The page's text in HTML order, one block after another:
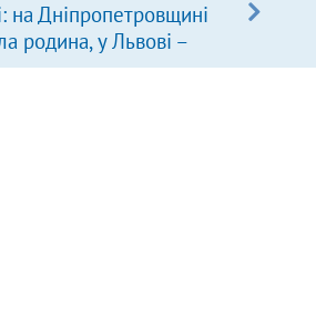
на Дніпропетровщині
родина, у Львові –
багатоповерхівках